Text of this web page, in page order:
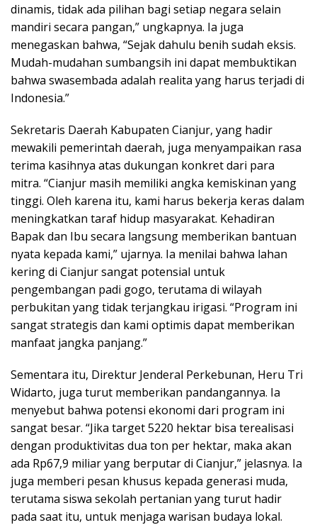
dinamis, tidak ada pilihan bagi setiap negara selain
mandiri secara pangan,” ungkapnya. Ia juga
menegaskan bahwa, “Sejak dahulu benih sudah eksis.
Mudah-mudahan sumbangsih ini dapat membuktikan
bahwa swasembada adalah realita yang harus terjadi di
Indonesia.”
Sekretaris Daerah Kabupaten Cianjur, yang hadir
mewakili pemerintah daerah, juga menyampaikan rasa
terima kasihnya atas dukungan konkret dari para
mitra. “Cianjur masih memiliki angka kemiskinan yang
tinggi. Oleh karena itu, kami harus bekerja keras dalam
meningkatkan taraf hidup masyarakat. Kehadiran
Bapak dan Ibu secara langsung memberikan bantuan
nyata kepada kami,” ujarnya. Ia menilai bahwa lahan
kering di Cianjur sangat potensial untuk
pengembangan padi gogo, terutama di wilayah
perbukitan yang tidak terjangkau irigasi. “Program ini
sangat strategis dan kami optimis dapat memberikan
manfaat jangka panjang.”
Sementara itu, Direktur Jenderal Perkebunan, Heru Tri
Widarto, juga turut memberikan pandangannya. Ia
menyebut bahwa potensi ekonomi dari program ini
sangat besar. “Jika target 5220 hektar bisa terealisasi
dengan produktivitas dua ton per hektar, maka akan
ada Rp67,9 miliar yang berputar di Cianjur,” jelasnya. Ia
juga memberi pesan khusus kepada generasi muda,
terutama siswa sekolah pertanian yang turut hadir
pada saat itu, untuk menjaga warisan budaya lokal.